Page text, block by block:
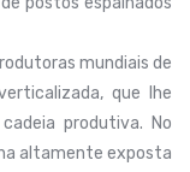
mundiais de
que lhe
produtiva. No
altamente exposta